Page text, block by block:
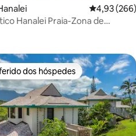
média de 5, 172 avaliações
4,93 de
4,93 (266)
Hanalei Praia-Zona de
melhores preferidos dos hóspedes
dos hóspedes